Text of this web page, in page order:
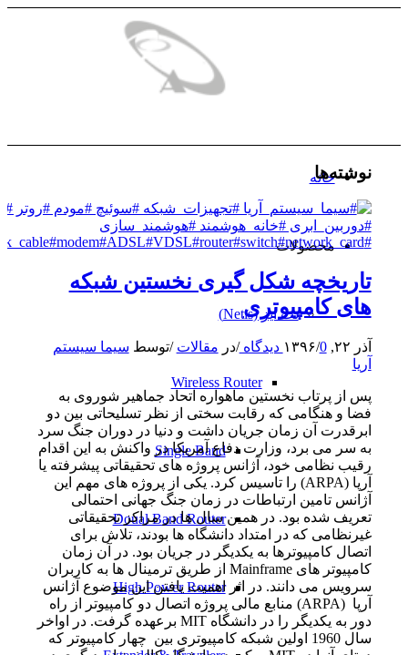
خانه
محصولات
نت ایز (Netis)
Wireless Router
Single Band
Doual Band Router
High Power Router
نوشته‌ها
تاریخچه شکل گیری نخستین شبکه
های کامپیوتری
آذر ۲۲, ۱۳۹۶ /0 دیدگاه /در مقالات /توسط سیما سیستم
آریا
پس از پرتاب نخستین ماهواره اتحاد جماهیر شوروی به
فضا و هنگامی که رقابت سختی از نظر تسلیحاتی بین دو
ابرقدرت آن زمان جریان داشت و دنیا در دوران جنگ سرد
به سر می برد، وزارت دفاع آمریکا در واکنش به این اقدام
رقیب نظامی خود، آژانس پروژه های تحقیقاتی پیشرفته یا
آرپا (ARPA) را تاسیس کرد. یکی از پروژه های مهم این
آژانس تامین ارتباطات در زمان جنگ جهانی احتمالی
تعریف شده بود. در همین سال ها در مراکز تحقیقاتی
غیرنظامی که در امتداد دانشگاه ها بودند، تلاش برای
اتصال کامپیوترها به یکدیگر در جریان بود. در آن زمان
کامپیوتر های Mainframe از طریق ترمینال ها به کاربران
سرویس می دانند. در اثر اهمیت یافتن این موضوع آژانس
آرپا (ARPA) منابع مالی پروژه اتصال دو کامپیوتر از راه
دور به یکدیگر را در دانشگاه MIT برعهده گرفت. در اواخر
سال 1960 اولین شبکه کامپیوتری بین چهار کامپیوتر که